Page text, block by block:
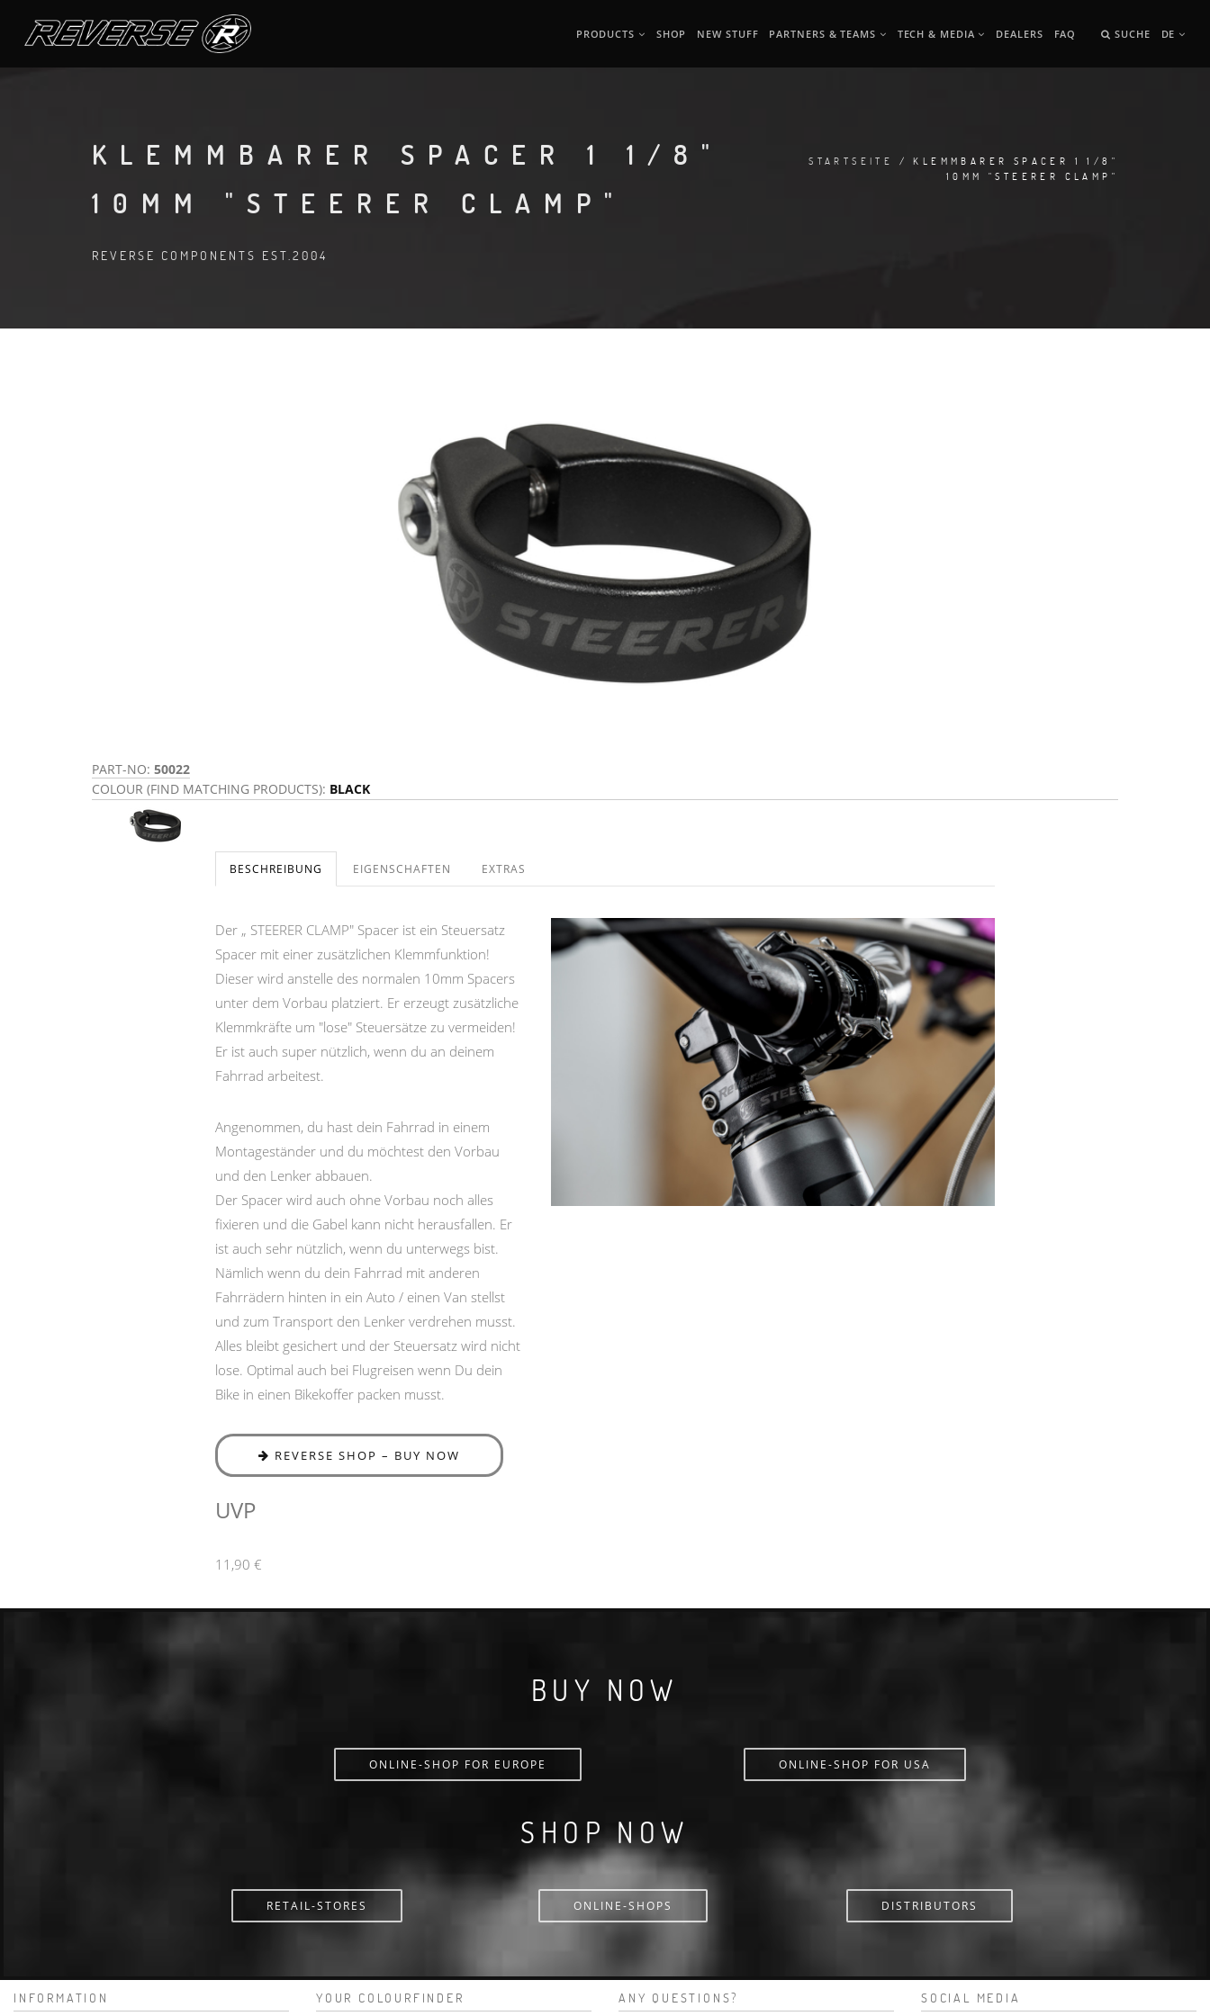
PRODUCTS SHOP NEW STUFF PARTNERS & TEAMS TECH & MEDIA DEALERS FAQ SUCHE DE
KLEMMBARER SPACER 1 1/8"
10MM "STEERER CLAMP"
REVERSE COMPONENTS EST.2004
STARTSEITE
/ KLEMMBARER SPACER 1 1/8"
10MM "STEERER CLAMP"
PART-NO: 50022
COLOUR (FIND MATCHING PRODUCTS): BLACK
BESCHREIBUNG EIGENSCHAFTEN EXTRAS
Der „ STEERER CLAMP" Spacer ist ein Steuersatz
Spacer mit einer zusätzlichen Klemmfunktion!
Dieser wird anstelle des normalen 10mm Spacers
unter dem Vorbau platziert. Er erzeugt zusätzliche
Klemmkräfte um "lose" Steuersätze zu vermeiden!
Er ist auch super nützlich, wenn du an deinem
Fahrrad arbeitest.
Angenommen, du hast dein Fahrrad in einem
Montageständer und du möchtest den Vorbau
und den Lenker abbauen.
Der Spacer wird auch ohne Vorbau noch alles
fixieren und die Gabel kann nicht herausfallen. Er
ist auch sehr nützlich, wenn du unterwegs bist.
Nämlich wenn du dein Fahrrad mit anderen
Fahrrädern hinten in ein Auto / einen Van stellst
und zum Transport den Lenker verdrehen musst.
Alles bleibt gesichert und der Steuersatz wird nicht
lose. Optimal auch bei Flugreisen wenn Du dein
Bike in einen Bikekoffer packen musst.
REVERSE SHOP – BUY NOW
UVP
11,90 €
BUY NOW
ONLINE-SHOP FOR EUROPE ONLINE-SHOP FOR USA
SHOP NOW
RETAIL-STORES ONLINE-SHOPS DISTRIBUTORS
INFORMATION YOUR COLOURFINDER ANY QUESTIONS? SOCIAL MEDIA